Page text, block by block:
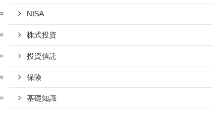
NISA
株式投資
投資信託
保険
基礎知識